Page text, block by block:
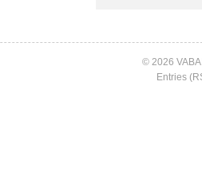
© 2026
Entries